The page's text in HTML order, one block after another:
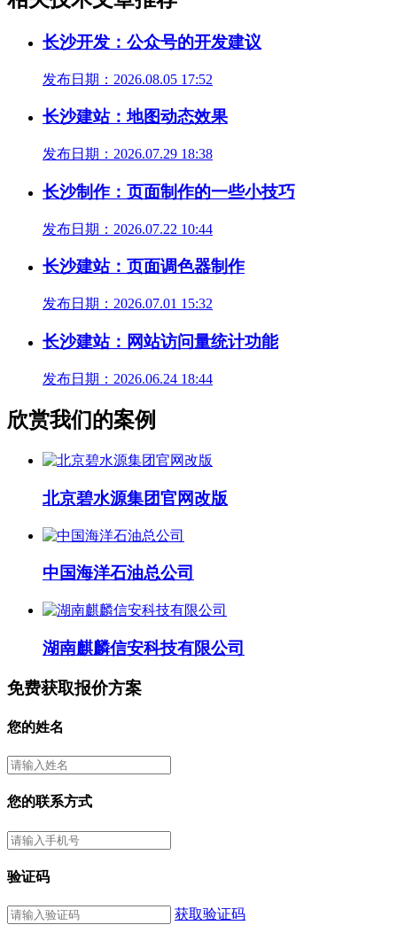
长沙开发：公众号的开发建议
发布日期：2026.08.05 17:52
长沙建站：地图动态效果
发布日期：2026.07.29 18:38
长沙制作：页面制作的一些小技巧
发布日期：2026.07.22 10:44
长沙建站：页面调色器制作
发布日期：2026.07.01 15:32
长沙建站：网站访问量统计功能
发布日期：2026.06.24 18:44
欣赏我们的案例
北京碧水源集团官网改版
中国海洋石油总公司
湖南麒麟信安科技有限公司
免费获取报价方案
您的姓名
您的联系方式
验证码
获取验证码